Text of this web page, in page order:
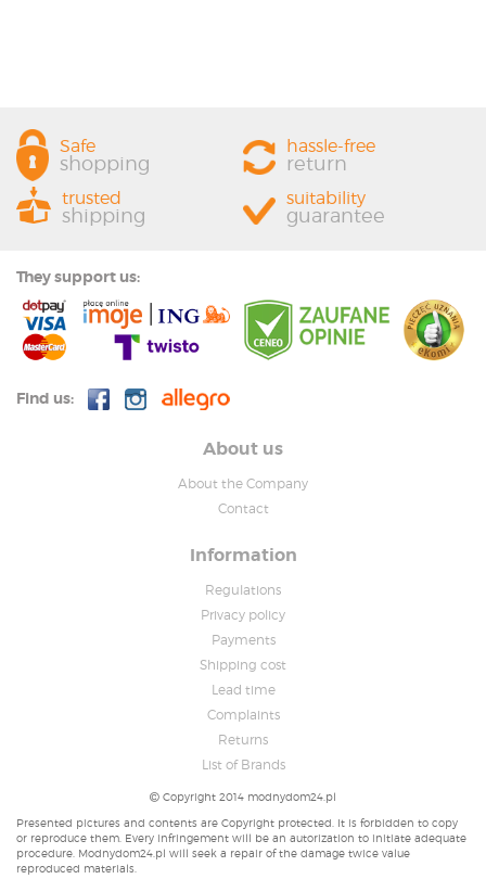
Safe
shopping
hassle-free
return
trusted
shipping
suitability
guarantee
They support us:
Find us:
About us
About the Company
Contact
Information
Regulations
Privacy policy
Payments
Shipping cost
Lead time
Complaints
Returns
List of Brands
Copyright 2014 modnydom24.pl
Presented pictures and contents are Copyright protected. It is forbidden to copy
or reproduce them. Every infringement will be an autorization to initiate adequate
procedure. Modnydom24.pl will seek a repair of the damage twice value
reproduced materials.